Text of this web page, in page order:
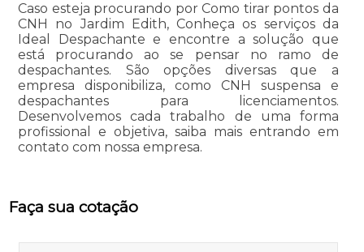
Caso esteja procurando por Como tirar pontos da
CNH no Jardim Edith, Conheça os serviços da
Ideal Despachante e encontre a solução que
está procurando ao se pensar no ramo de
despachantes. São opções diversas que a
empresa disponibiliza, como CNH suspensa e
despachantes para licenciamentos.
Desenvolvemos cada trabalho de uma forma
profissional e objetiva, saiba mais entrando em
contato com nossa empresa.
Faça sua cotação